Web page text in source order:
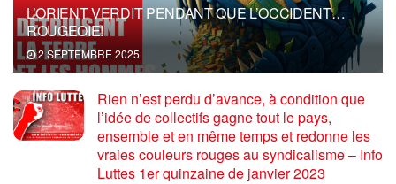
L’ORIENT VERDIT PENDANT QUE L’OCCIDENT…
ROUGEOIE!
2 SEPTEMBRE 2025
Rien n’est perdu d’avance, à condition que
l’idée de collectifs gagne tout le pays,
ensemble et en même temps et redonne les
vraies couleurs rouges au syndicalisme – Info
Luttes 1er quinzaine de janvier 2023